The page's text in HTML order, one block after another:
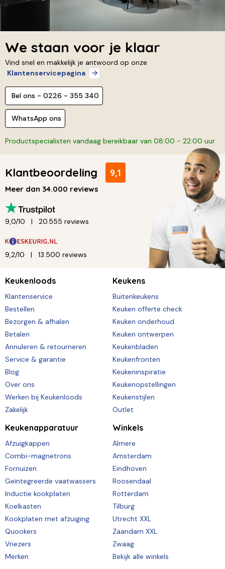
We staan voor je klaar
Vind snel en makkelijk je antwoord op onze
Klantenservicepagina
Bel ons - 0226 - 355 340
WhatsApp ons
Productspecialisten vandaag bereikbaar van 08:00 - 22:00 uur
Klantbeoordeling 9,1
Meer dan 34.000 reviews
9,0/10 20.555 reviews
9,2/10 13.500 reviews
Keukenloods
Klantenservice
Bestellen
Bezorgen & afhalen
Betalen
Annuleren & retourneren
Service & garantie
Blog
Over ons
Werken bij Keukenloods
Zakelijk
Keukens
Buitenkeukens
Keuken offerte check
Keuken onderhoud
Keuken ontwerpen
Keukenbladen
Keukenfronten
Keukeninspiratie
Keukenopstellingen
Keukenstijlen
Outlet
Keukenapparatuur
Afzuigkappen
Combi-magnetrons
Fornuizen
Geïntegreerde vaatwassers
Inductie kookplaten
Koelkasten
Kookplaten met afzuiging
Quookers
Vriezers
Merken
Winkels
Almere
Amsterdam
Eindhoven
Roosendaal
Rotterdam
Tilburg
Utrecht XXL
Zaandam XXL
Zwaag
Bekijk alle winkels